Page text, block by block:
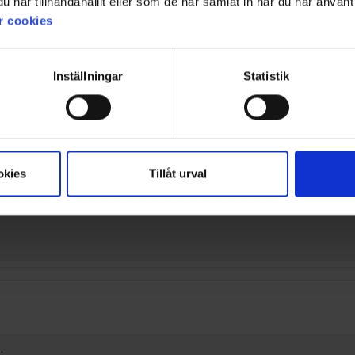
cookies
Inställningar Statistik
Tillåt urval
että materiaali tuntuu ohuelta ja että malli ei aivan vastaa
lahkeet, joissa on resori helmassa. Kotiin saamissani housuissa on